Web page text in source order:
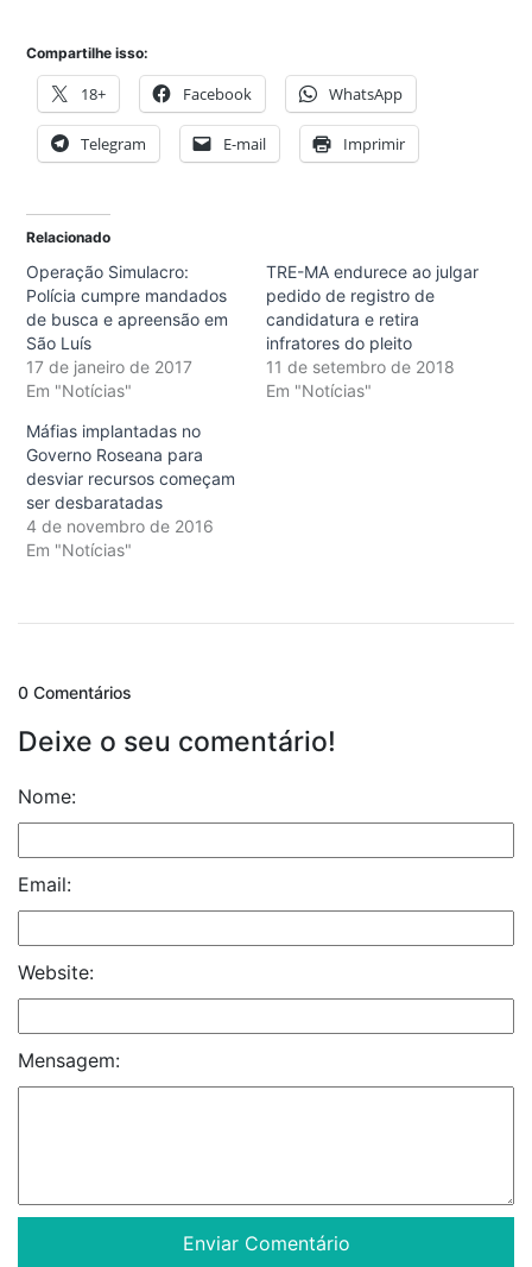
Compartilhe isso:
18+ Facebook WhatsApp
Telegram E-mail Imprimir
Relacionado
Operação Simulacro:
Polícia cumpre mandados
de busca e apreensão em
São Luís
17 de janeiro de 2017
Em "Notícias"
TRE-MA endurece ao julgar
pedido de registro de
candidatura e retira
infratores do pleito
11 de setembro de 2018
Em "Notícias"
Máfias implantadas no
Governo Roseana para
desviar recursos começam
ser desbaratadas
4 de novembro de 2016
Em "Notícias"
0 Comentários
Deixe o seu comentário!
Nome:
Email:
Website:
Mensagem: